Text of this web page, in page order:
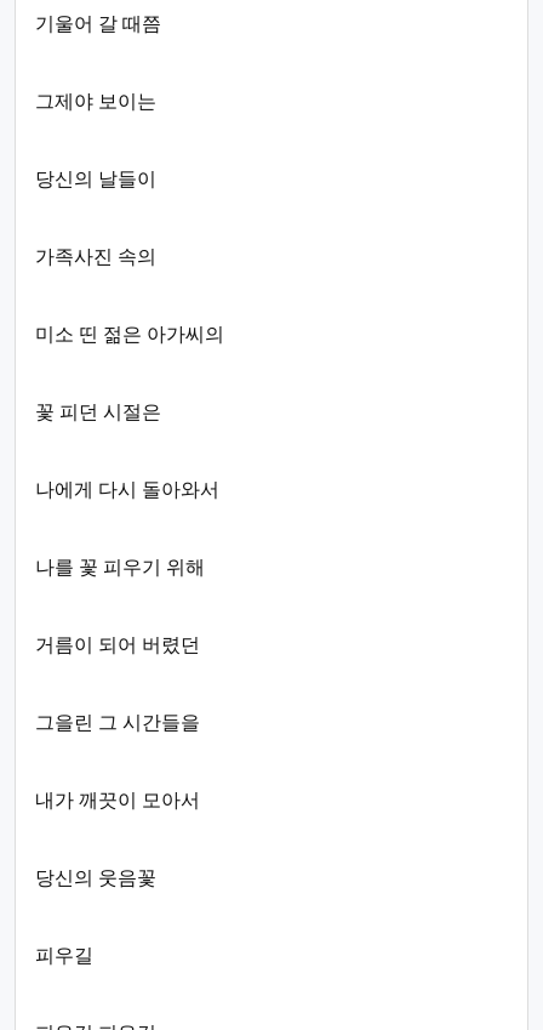
기울어 갈 때쯤
그제야 보이는
당신의 날들이
가족사진 속의
미소 띤 젊은 아가씨의
꽃 피던 시절은
나에게 다시 돌아와서
나를 꽃 피우기 위해
거름이 되어 버렸던
그을린 그 시간들을
내가 깨끗이 모아서
당신의 웃음꽃
피우길